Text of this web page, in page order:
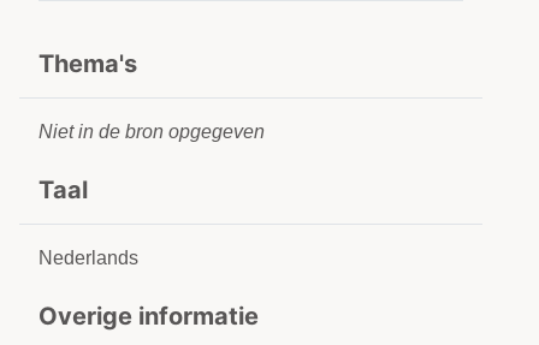
Thema's
Niet in de bron opgegeven
Taal
Nederlands
Overige informatie